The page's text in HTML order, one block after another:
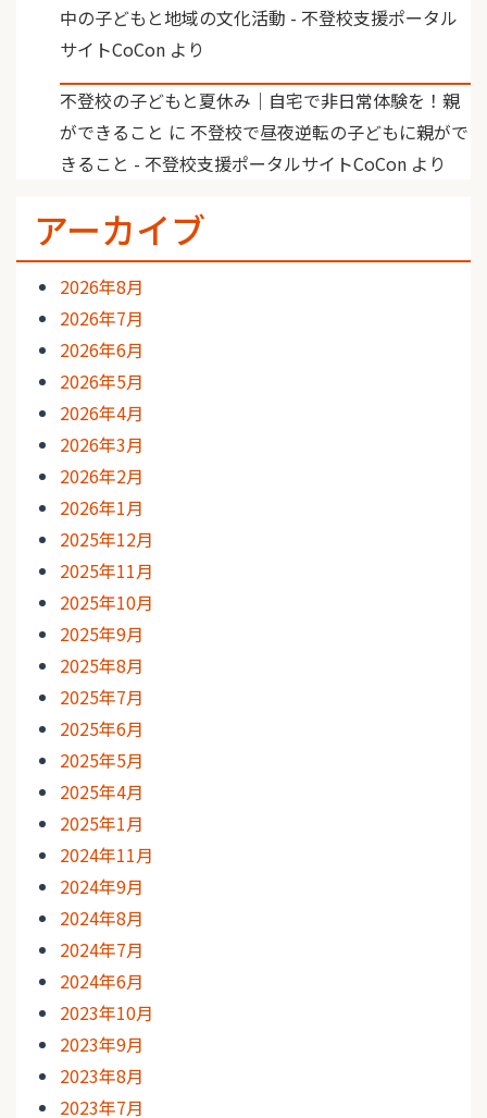
中の子どもと地域の文化活動 - 不登校支援ポータル
サイトCoCon より
不登校の子どもと夏休み｜自宅で非日常体験を！親
ができること に 不登校で昼夜逆転の子どもに親がで
きること - 不登校支援ポータルサイトCoCon より
アーカイブ
2026年8月
2026年7月
2026年6月
2026年5月
2026年4月
2026年3月
2026年2月
2026年1月
2025年12月
2025年11月
2025年10月
2025年9月
2025年8月
2025年7月
2025年6月
2025年5月
2025年4月
2025年1月
2024年11月
2024年9月
2024年8月
2024年7月
2024年6月
2023年10月
2023年9月
2023年8月
2023年7月